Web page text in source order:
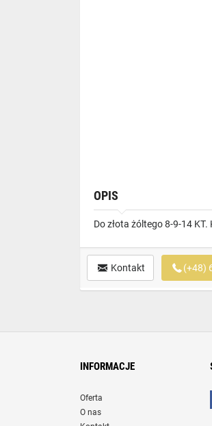
OPIS
Do złota żóltego 8-9-14 KT.
Kontakt (+48)
INFORMACJE
Oferta
O nas